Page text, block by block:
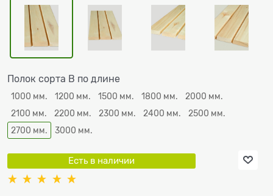
Полок сорта В по длине
1000 мм. 1200 мм. 1500 мм. 1800 мм.
2000 мм.
2100 мм.
2200 мм. 2300 мм. 2400 мм.
2500 мм.
2700 мм.
3000 мм.
Есть в наличии